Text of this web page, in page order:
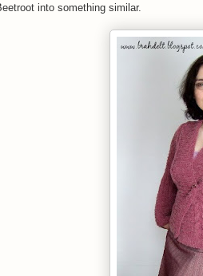
into something similar.